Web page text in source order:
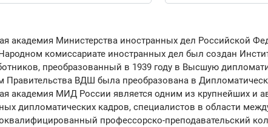
академия Министерства иностранных дел Российской
комиссариате иностранных дел был создан
преобразованный в 1939 году в Высшую
Правительства ВДШ была преобразована в
академия МИД России является одним из крупнейших и
дипломатических кадров, специалистов в области
профессорско-преподавательский